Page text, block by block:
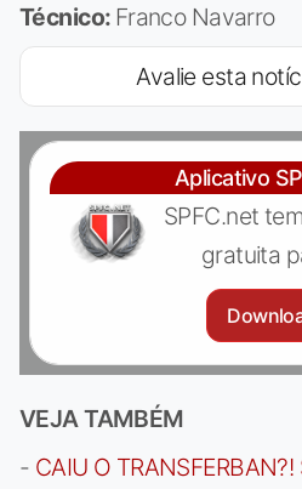
Técnico: Franco Navarro
Avalie esta
Aplicativo
SPFC.net
gratuita
VEJA TAMBÉM
- CAIU O